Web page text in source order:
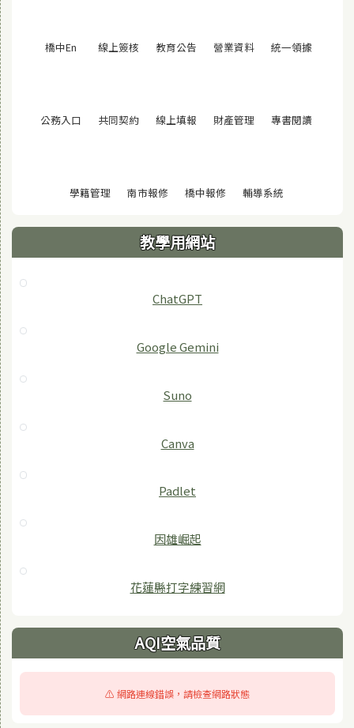
橋中En (另開視窗)
線上簽核 (另開視窗)
教育公告 (另開視窗)
營業資料(另開視窗)
統一領據
公務入口 (另開視窗)
共同契約(另開視窗)
線上填報 (另開視窗)
財產管理 (另開視窗)
專書閱讀
學籍管理(另開視窗)
南市報修(另開視窗)
橋中報修(另開視窗)
輔導系統(另開視窗)
教學用網站
ChatGPT
‎Google Gemini
Suno
Canva
Padlet
因雄崛起
花蓮縣打字練習網
AQI空氣品質
⚠️ 網路連線錯誤，請檢查網路狀態